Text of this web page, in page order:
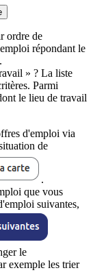
ordre de
répondant le
.
» ? La liste
Parmi
le lieu de travail
d'emploi via
de
.
que vous
suivantes,
le
exemple les trier